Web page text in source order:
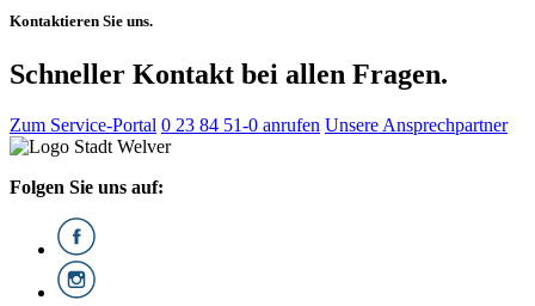
Kontaktieren Sie uns.
Schneller Kontakt bei allen Fragen.
Zum Service-Portal 0 23 84 51-0 anrufen Unsere Ansprechpartner
Folgen Sie uns auf: